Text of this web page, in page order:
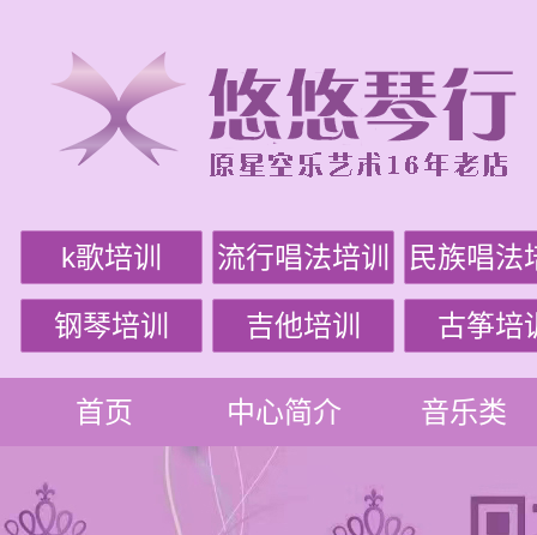
k歌培训 流行唱法培训 民族唱法
钢琴培训 吉他培训 古筝培
首页 中心简介 音乐类